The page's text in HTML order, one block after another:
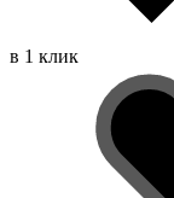
в 1 клик